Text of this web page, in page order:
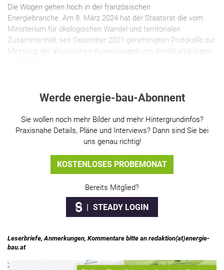
Die Wogen gehen hoch in der französischen
Energiebranche. Am 8. März 2024 hat der Staatsrat die vom
Ministerium für ökologischen Wandel und territorialen
Zusammenhalt seit Dezember 2021 genehmigten Protokolle zur
Messung der akustischen Auswirkungen von Windkraftanlagen
Werde energie-bau-Abonnent
Sie wollen noch mehr Bilder und mehr Hintergrundinfos?
Praxisnahe Details, Pläne und Interviews? Dann sind Sie bei
uns genau richtig!
KOSTENLOSES PROBEMONAT
Bereits Mitglied?
STEADY LOGIN
Leserbriefe, Anmerkungen, Kommentare bitte an redaktion(at)energie-
bau.at